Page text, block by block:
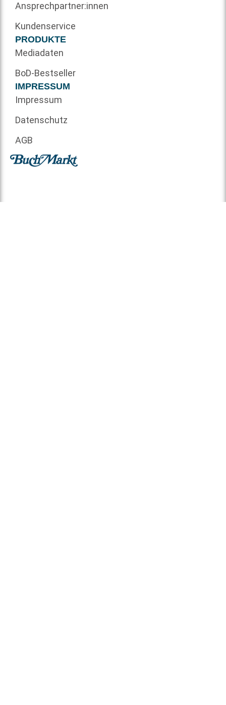
Ansprechpartner:innen
Kundenservice
PRODUKTE
Mediadaten
BoD-Bestseller
IMPRESSUM
Impressum
Datenschutz
AGB